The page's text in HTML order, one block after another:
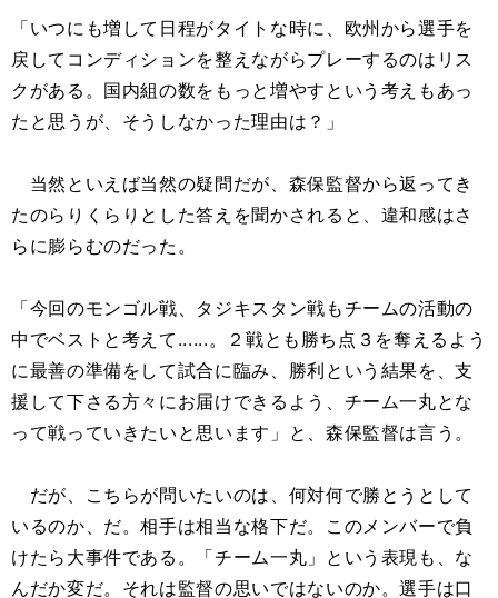
「いつにも増して日程がタイトな時に、欧州から選手を
戻してコンディションを整えながらプレーするのはリス
クがある。国内組の数をもっと増やすという考えもあっ
たと思うが、そうしなかった理由は？」
当然といえば当然の疑問だが、森保監督から返ってき
たのらりくらりとした答えを聞かされると、違和感はさ
らに膨らむのだった。
「今回のモンゴル戦、タジキスタン戦もチームの活動の
中でベストと考えて......。２戦とも勝ち点３を奪えるよう
に最善の準備をして試合に臨み、勝利という結果を、支
援して下さる方々にお届けできるよう、チーム一丸とな
って戦っていきたいと思います」と、森保監督は言う。
だが、こちらが問いたいのは、何対何で勝とうとして
いるのか、だ。相手は相当な格下だ。このメンバーで負
けたら大事件である。「チーム一丸」という表現も、な
んだか変だ。それは監督の思いではないのか。選手は口